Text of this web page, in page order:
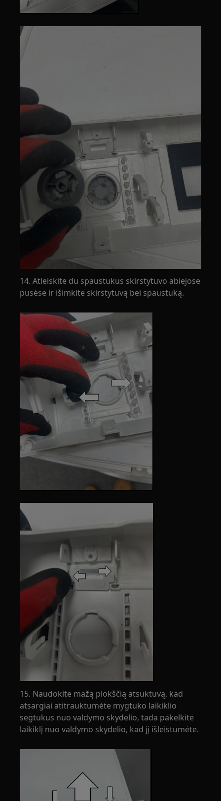
14. Atleiskite du spaustukus skirstytuvo abiejose
pusėse ir išimkite skirstytuvą bei spaustuką.
15. Naudokite mažą plokščią atsuktuvą, kad
atsargiai atitrauktumėte mygtuko laikiklio
segtukus nuo valdymo skydelio, tada pakelkite
laikiklį nuo valdymo skydelio, kad jį išleistumėte.